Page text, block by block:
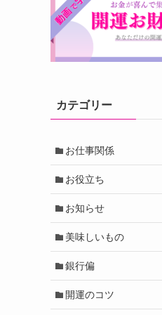
カテゴリー
お仕事関係
お役立ち
お知らせ
美味しいもの
銀行偏
開運のコツ